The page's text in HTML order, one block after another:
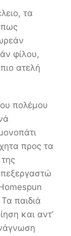
τα
φίλου,
ατελή
πολέμου
προς τα
παιδιά
και αντ’